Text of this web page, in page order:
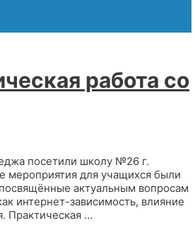
работа со
посетили школу №26 г.
мероприятия для учащихся были
актуальным вопросам
интернет-зависимость, влияние
Практическая …